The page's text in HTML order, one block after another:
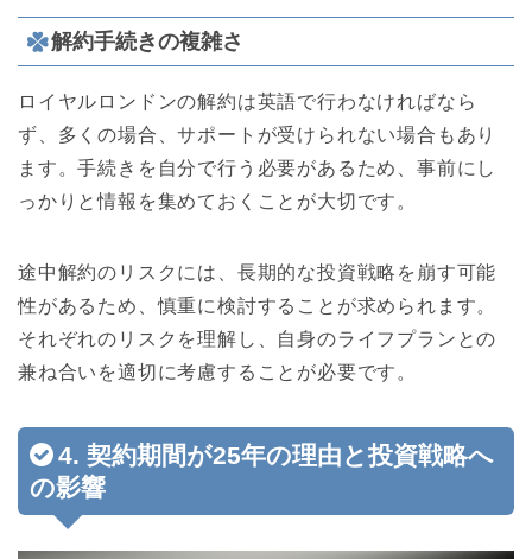
解約手続きの複雑さ
ロイヤルロンドンの解約は英語で行わなければなら
ず、多くの場合、サポートが受けられない場合もあり
ます。手続きを自分で行う必要があるため、事前にし
っかりと情報を集めておくことが大切です。
途中解約のリスクには、長期的な投資戦略を崩す可能
性があるため、慎重に検討することが求められます。
それぞれのリスクを理解し、自身のライフプランとの
兼ね合いを適切に考慮することが必要です。
4. 契約期間が25年の理由と投資戦略へ
の影響